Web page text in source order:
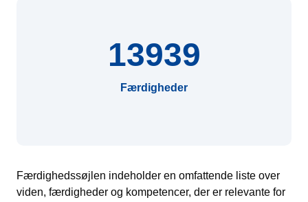
13939
Færdigheder
Færdighedssøjlen indeholder en omfattende liste over
viden, færdigheder og kompetencer, der er relevante for